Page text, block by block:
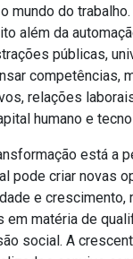
mundo do
além da
públicas,
competências,
relações
humano e
está a
pode criar novas
e crescimento,
matéria de
social. A